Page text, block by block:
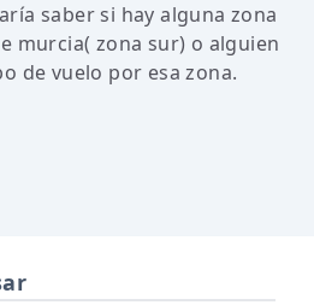
saber si hay alguna zona
murcia( zona sur) o alguien
de vuelo por esa zona.